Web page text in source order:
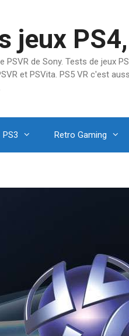
jeux
PSVR de Sony. Tests de
et PSVita. PS5 VR c'est
PS3 Retro Gaming